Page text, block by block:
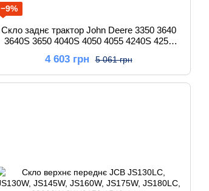
−9%
Скло заднє трактор John Deere 3350 3640
3640S 3650 4040S 4050 4055 4240S 4250
5 061 грн
4 603 грн